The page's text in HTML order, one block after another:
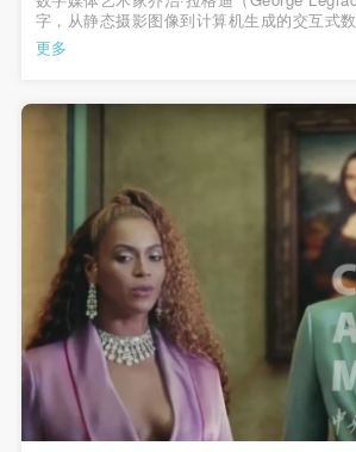
字，从静态摄影图像到计算机生成的交互式
索，展示他至今所完成的作品。
更多